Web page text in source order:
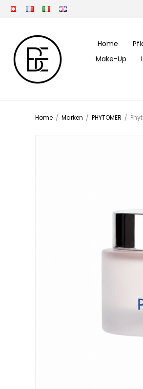
Home
Make-Up
Home / Marken / PHYTOMER /